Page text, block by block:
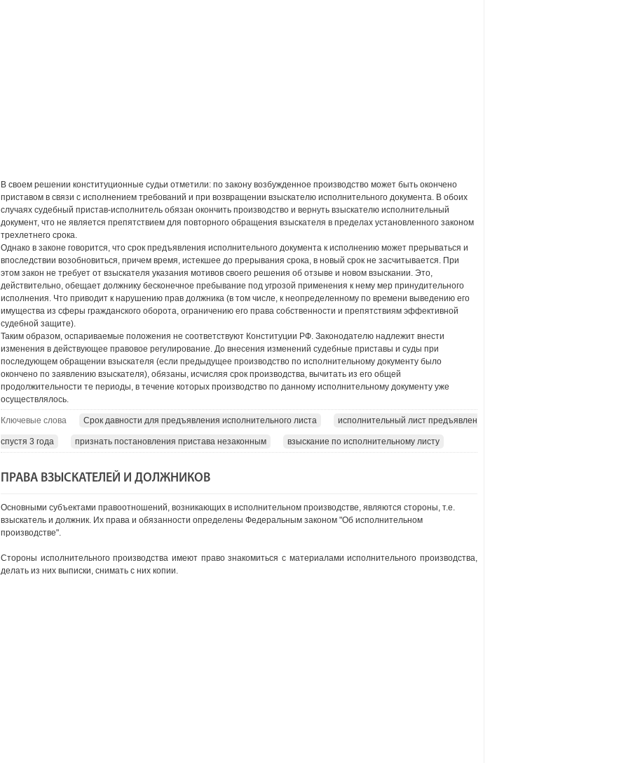
В своем решении конституционные судьи отметили: по закону возбужденное производство может быть окончено
приставом в связи с исполнением требований и при возвращении взыскателю исполнительного документа. В обоих
случаях судебный пристав-исполнитель обязан окончить производство и вернуть взыскателю исполнительный
документ, что не является препятствием для повторного обращения взыскателя в пределах установленного законом
трехлетнего срока.
Однако в законе говорится, что срок предъявления исполнительного документа к исполнению может прерываться и
впоследствии возобновиться, причем время, истекшее до прерывания срока, в новый срок не засчитывается. При
этом закон не требует от взыскателя указания мотивов своего решения об отзыве и новом взыскании. Это,
действительно, обещает должнику бесконечное пребывание под угрозой применения к нему мер принудительного
исполнения. Что приводит к нарушению прав должника (в том числе, к неопределенному по времени выведению его
имущества из сферы гражданского оборота, ограничению его права собственности и препятствиям эффективной
судебной защите).
Таким образом, оспариваемые положения не соответствуют Конституции РФ. Законодателю надлежит внести
изменения в действующее правовое регулирование. До внесения изменений судебные приставы и суды при
последующем обращении взыскателя (если предыдущее производство по исполнительному документу было
окончено по заявлению взыскателя), обязаны, исчисляя срок производства, вычитать из его общей
продолжительности те периоды, в течение которых производство по данному исполнительному документу уже
осуществлялось.
Ключевые слова Срок давности для предъявления исполнительного листа исполнительный лист предъявлен
спустя 3 года признать постановления пристава незаконным взыскание по исполнительному листу
ПРАВА ВЗЫСКАТЕЛЕЙ И ДОЛЖНИКОВ
Основными субъектами правоотношений, возникающих в исполнительном производстве, являются стороны, т.е.
взыскатель и должник. Их права и обязанности определены Федеральным законом "Об исполнительном
производстве".
Стороны исполнительного производства имеют право знакомиться с материалами исполнительного производства,
делать из них выписки, снимать с них копии.